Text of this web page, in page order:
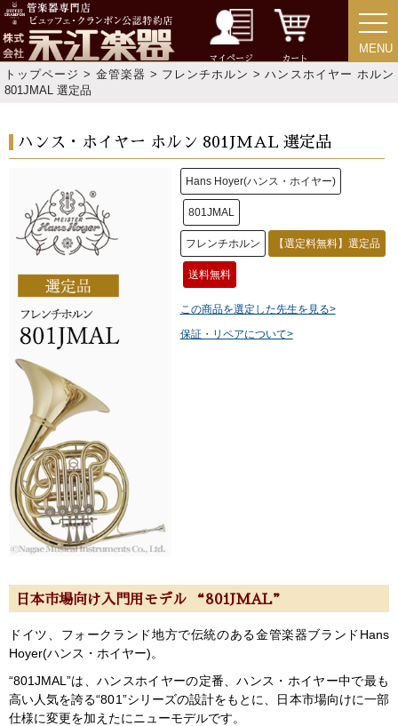
マイページ カート
MENU
MENU
トップページ > 金管楽器 > フレンチホルン > ハンスホイヤー ホルン
801JMAL 選定品
ハンス・ホイヤー ホルン 801JMAL 選定品
Hans Hoyer(ハンス・ホイヤー)
801JMAL
フレンチホルン 【選定料無料】選定品
送料無料
この商品を選定した先生を見る>
保証・リペアについて>
日本市場向け入門用モデル “801JMAL”
ドイツ、フォークランド地方で伝統のある金管楽器ブランドHans
Hoyer(ハンス・ホイヤー)。
“801JMAL”は、ハンスホイヤーの定番、ハンス・ホイヤー中で最も
高い人気を誇る“801”シリーズの設計をもとに、日本市場向けに一部
仕様に変更を加えたにニューモデルです。